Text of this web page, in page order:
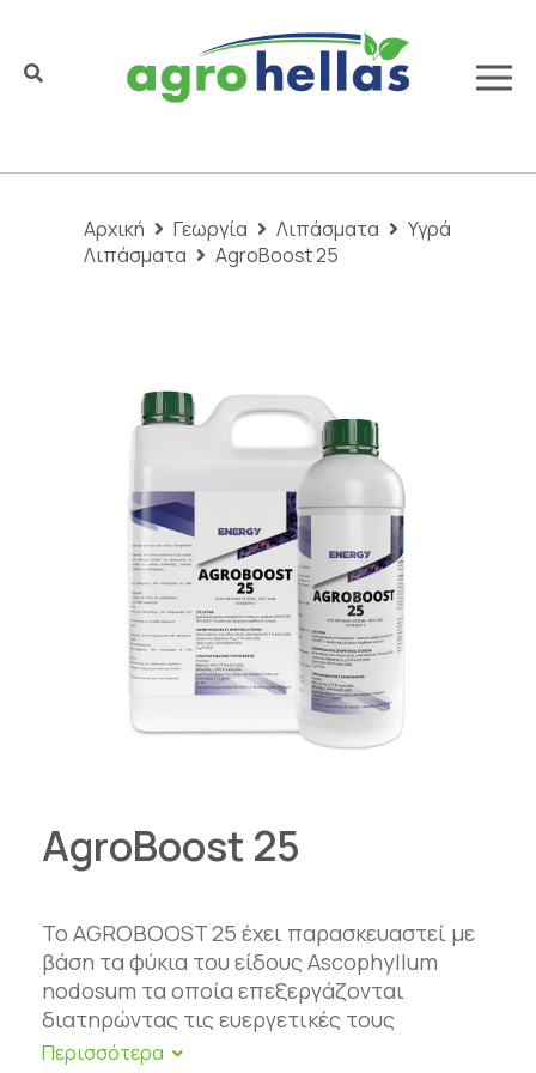
Αρχική Γεωργία Λιπάσματα
Υγρά
Λιπάσματα
AgroBoost 25
AgroBoost 25
Το AGROBOOST 25 έχει παρασκευαστεί με
βάση τα φύκια του είδους Ascophyllum
nodosum τα οποία επεξεργάζονται
διατηρώντας τις ευεργετικές τους
ιδιότητες για το φυτό. Με το προϊόν αυτό